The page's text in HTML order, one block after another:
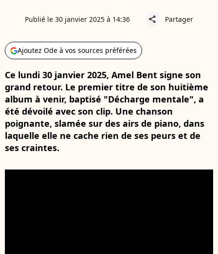
Publié le 30 janvier 2025 à 14:36 share Partager
Ajoutez Ode à vos sources préférées
Ce lundi 30 janvier 2025, Amel Bent signe son
grand retour. Le premier titre de son huitième
album à venir, baptisé "Décharge mentale", a
été dévoilé avec son clip. Une chanson
poignante, slamée sur des airs de piano, dans
laquelle elle ne cache rien de ses peurs et de
ses craintes.